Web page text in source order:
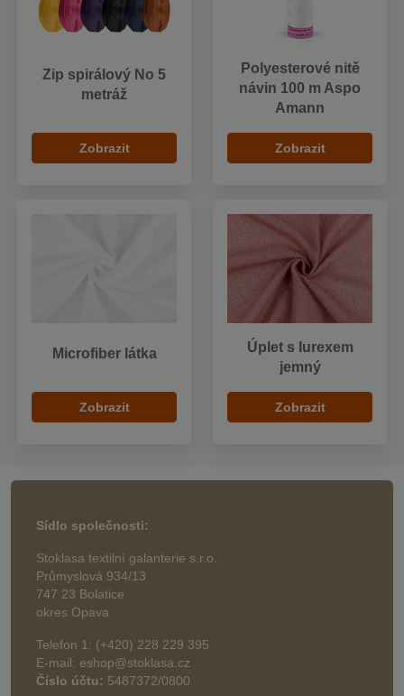
Zip spirálový No 5
metráž
Zobrazit
Polyesterové nitě
návin 100 m Aspo
Amann
Zobrazit
Microfiber látka
Zobrazit
Úplet s lurexem
jemný
Zobrazit
Sídlo společnosti:
Stoklasa textilní galanterie s.r.o.
Průmyslová 934/13
747 23 Bolatice
okres Opava
Telefon 1: (+420) 228 229 395
E-mail: eshop@stoklasa.cz
Číslo účtu: 5487372/0800